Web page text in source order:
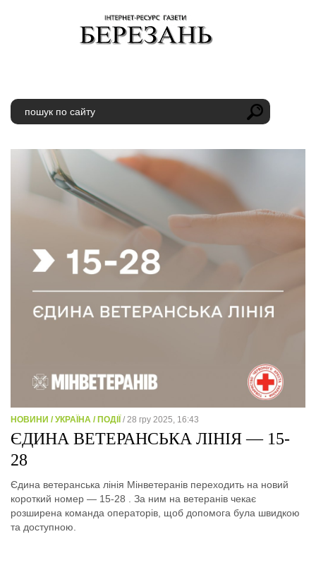
НОВИНИ / УКРАЇНА / ПОДІЇ / 28 гру 2025, 16:43
ЄДИНА ВЕТЕРАНСЬКА ЛІНІЯ — 15-
28
Єдина ветеранська лінія Мінветеранів переходить на новий
короткий номер — 15-28 . За ним на ветеранів чекає
розширена команда операторів, щоб допомога була швидкою
та доступною.